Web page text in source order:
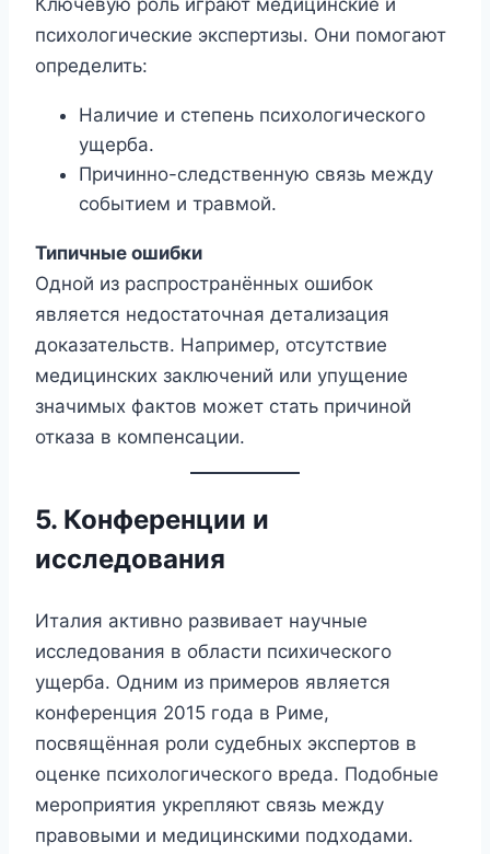
Ключевую роль играют медицинские и
психологические экспертизы. Они помогают
определить:
Наличие и степень психологического
ущерба.
Причинно-следственную связь между
событием и травмой.
Типичные ошибки
Одной из распространённых ошибок
является недостаточная детализация
доказательств. Например, отсутствие
медицинских заключений или упущение
значимых фактов может стать причиной
отказа в компенсации.
5. Конференции и
исследования
Италия активно развивает научные
исследования в области психического
ущерба. Одним из примеров является
конференция 2015 года в Риме,
посвящённая роли судебных экспертов в
оценке психологического вреда. Подобные
мероприятия укрепляют связь между
правовыми и медицинскими подходами.